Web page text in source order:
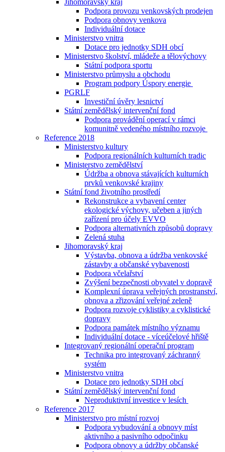
Jihomoravský kraj
Podpora provozu venkovských prodejen
Podpora obnovy venkova
Individuální dotace
Ministerstvo vnitra
Dotace pro jednotky SDH obcí
Ministerstvo školství, mládeže a tělovýchovy
Státní podpora sportu
Ministerstvo průmyslu a obchodu
Program podpory Úspory energie
PGRLF
Investiční úvěry lesnictví
Státní zemědělský intervenční fond
Podpora provádění operací v rámci
komunitně vedeného místního rozvoje
Reference 2018
Ministerstvo kultury
Podpora regionálních kulturních tradic
Ministerstvo zemědělství
Údržba a obnova stávajících kulturních
prvků venkovské krajiny
Státní fond životního prostředí
Rekonstrukce a vybavení center
ekologické výchovy, učeben a jiných
zařízení pro účely EVVO
Podpora alternativních způsobů dopravy
Zelená stuha
Jihomoravský kraj
Výstavba, obnova a údržba venkovské
zástavby a občanské vybavenosti
Podpora včelařství
Zvýšení bezpečnosti obyvatel v dopravě
Komplexní úprava veřejných prostranství,
obnova a zřizování veřejné zeleně
Podpora rozvoje cyklistiky a cyklistické
dopravy
Podpora památek místního významu
Individuální dotace - víceúčelové hřiště
Integrovaný regionální operační program
Technika pro integrovaný záchranný
systém
Ministerstvo vnitra
Dotace pro jednotky SDH obcí
Státní zemědělský intervenční fond
Neproduktivní investice v lesích
Reference 2017
Ministerstvo pro místní rozvoj
Podpora vybudování a obnovy míst
aktivního a pasivního odpočinku
Podpora obnovy a údržby občanské